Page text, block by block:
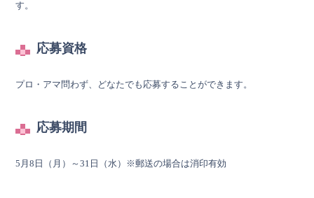
す。
応募資格
プロ・アマ問わず、どなたでも応募することができます。
応募期間
5月8日（月）～31日（水）※郵送の場合は消印有効